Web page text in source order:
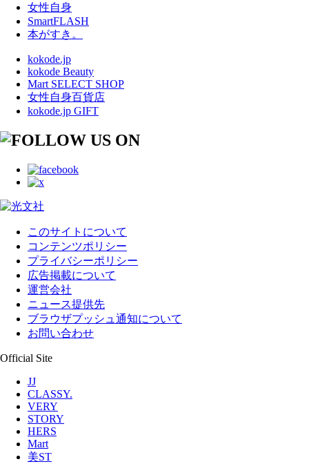
女性自身
SmartFLASH
本がすき。
kokode.jp
kokode Beauty
Mart SELECT SHOP
女性自身百貨店
kokode.jp GIFT
このサイトについて
コンテンツポリシー
プライバシーポリシー
広告掲載について
運営会社
ニュース提供先
ブラウザプッシュ通知について
お問い合わせ
Official Site
JJ
CLASSY.
VERY
STORY
HERS
Mart
美ST